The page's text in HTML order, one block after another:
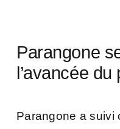
Parangone
l’avancée du
Parangone a suivi